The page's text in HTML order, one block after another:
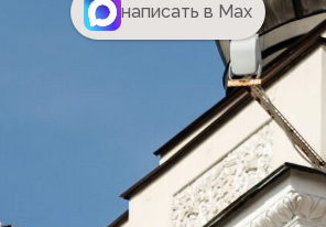
написать в Max